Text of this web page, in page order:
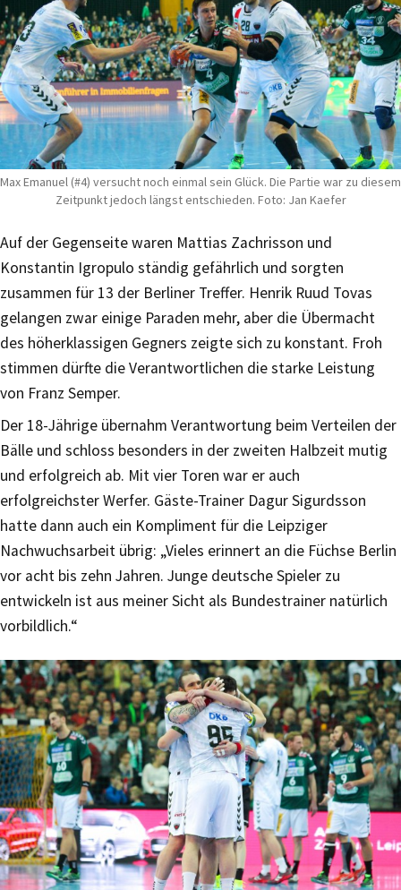
Max Emanuel (#4) versucht noch einmal sein Glück. Die Partie war zu diesem
Zeitpunkt jedoch längst entschieden. Foto: Jan Kaefer
Auf der Gegenseite waren Mattias Zachrisson und
Konstantin Igropulo ständig gefährlich und sorgten
zusammen für 13 der Berliner Treffer. Henrik Ruud Tovas
gelangen zwar einige Paraden mehr, aber die Übermacht
des höherklassigen Gegners zeigte sich zu konstant. Froh
stimmen dürfte die Verantwortlichen die starke Leistung
von Franz Semper.
Der 18-Jährige übernahm Verantwortung beim Verteilen der
Bälle und schloss besonders in der zweiten Halbzeit mutig
und erfolgreich ab. Mit vier Toren war er auch
erfolgreichster Werfer. Gäste-Trainer Dagur Sigurdsson
hatte dann auch ein Kompliment für die Leipziger
Nachwuchsarbeit übrig: „Vieles erinnert an die Füchse Berlin
vor acht bis zehn Jahren. Junge deutsche Spieler zu
entwickeln ist aus meiner Sicht als Bundestrainer natürlich
vorbildlich.“